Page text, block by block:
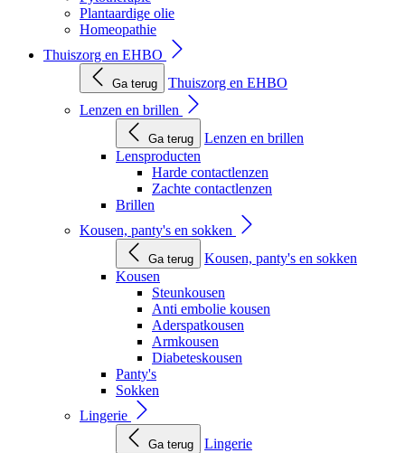
Plantaardige olie
Homeopathie
Thuiszorg en EHBO
Ga terug
Thuiszorg en EHBO
Lenzen en brillen
Ga terug
Lenzen en brillen
Lensproducten
Harde contactlenzen
Zachte contactlenzen
Brillen
Kousen, panty's en sokken
Ga terug
Kousen, panty's en sokken
Kousen
Steunkousen
Anti embolie kousen
Aderspatkousen
Armkousen
Diabeteskousen
Panty's
Sokken
Lingerie
Ga terug
Lingerie